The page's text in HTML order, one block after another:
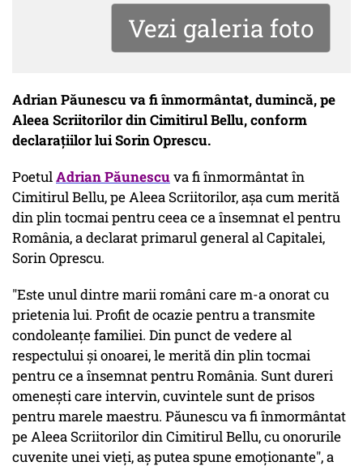
Vezi galeria foto
Adrian Păunescu va fi înmormântat, dumincă, pe
Aleea Scriitorilor din Cimitirul Bellu, conform
declarațiilor lui Sorin Oprescu.
PoetulAdrian Păunescuva fi înmormântat în
Cimitirul Bellu, pe Aleea Scriitorilor, aşa cum merită
din plin tocmai pentru ceea ce a însemnat el pentru
România, a declarat primarul general al Capitalei,
Sorin Oprescu.
"Este unul dintre marii români care m-a onorat cu
prietenia lui. Profit de ocazie pentru a transmite
condoleanţe familiei. Din punct de vedere al
respectului şi onoarei, le merită din plin tocmai
pentru ce a însemnat pentru România. Sunt dureri
omeneşti care intervin, cuvintele sunt de prisos
pentru marele maestru. Păunescu va fi înmormântat
pe Aleea Scriitorilor din Cimitirul Bellu, cu onorurile
cuvenite unei vieţi, aş putea spune emoţionante", a